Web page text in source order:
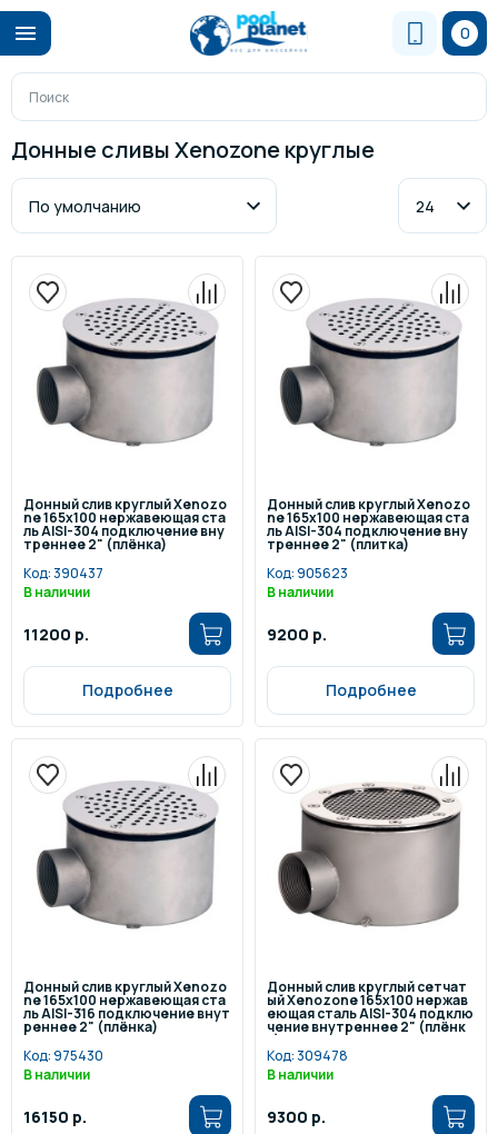
0
Донные сливы Xenozone круглые
Донный слив круглый Xenozo
ne 165х100 нержавеющая ста
ль AISI-304 подключение вну
треннее 2" (плёнка)
Код:390437
В наличии
11200 р.
Подробнее
Донный слив круглый Xenozo
ne 165х100 нержавеющая ста
ль AISI-304 подключение вну
треннее 2" (плитка)
Код:905623
В наличии
9200 р.
Подробнее
Донный слив круглый Xenozo
ne 165х100 нержавеющая ста
ль AISI-316 подключение внут
реннее 2" (плёнка)
Код:975430
В наличии
16150 р.
Донный слив круглый сетчат
ый Xenozone 165х100 нержав
еющая сталь AISI-304 подклю
чение внутреннее 2" (плёнк
а)
Код:309478
В наличии
9300 р.